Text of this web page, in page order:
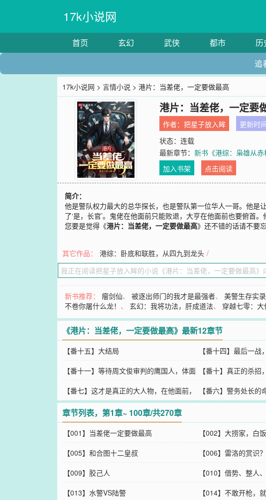
17k小说网
首页 玄幻 武侠 都市 历
追
17k小说网 >言情小说 > 港片：当差佬，一定要做最高
港片：当差佬，一定要
作者：把星子放入眸 更新时
状态：连载
最新章节：新书《港综：枭雄从
加入书架
点击阅读
简介：
他是警队权力最大的总华探长，也是警队第一位华人一哥。他是
了‘是，长官’。鬼佬在他面前只能败退，大亨在他面前也要俯首
您要是觉得《港片：当差佬，一定要做最高》还不错的话请不要
其它作品： 港综：卧底和联胜，从四九到龙头 /
新书推荐：瘤剑仙、被逐出师门的我才是最强者、美警生存实
不卷你屠什么龙！ 、玄幻：我将功法，肝成道法、 穿越七零：
《港片：当差佬，一定要做最高》最新12章节
【番十五】大结局
【番十四】最后一
出局
【番十一】等待周文俊审判的鹰国人，体面
的失败都成了这些鬼佬的奢望
【番十】真正的杀
【番七】这才是真正的大人物，在他面前，
所谓的强者也卑微如蝼蚁
【番六】警务处长
章节列表，第1章~ 100章/共270章
【001】当差佬一定要做最高 【002】大捞家，白
【005】和合图十二皇叔
【006】雷洛的赏识？
【009】胶己人
【010】借势、整人
【013】水警VS陆警
【014】不敢开枪，